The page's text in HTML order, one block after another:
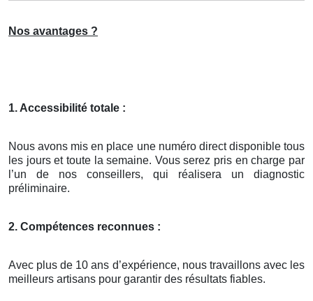
Nos avantages ?
1. Accessibilité totale :
Nous avons mis en place une numéro direct disponible tous
les jours et toute la semaine. Vous serez pris en charge par
l’un de nos conseillers, qui réalisera un diagnostic
préliminaire.
2. Compétences reconnues :
Avec plus de 10 ans d’expérience, nous travaillons avec les
meilleurs artisans pour garantir des résultats fiables.